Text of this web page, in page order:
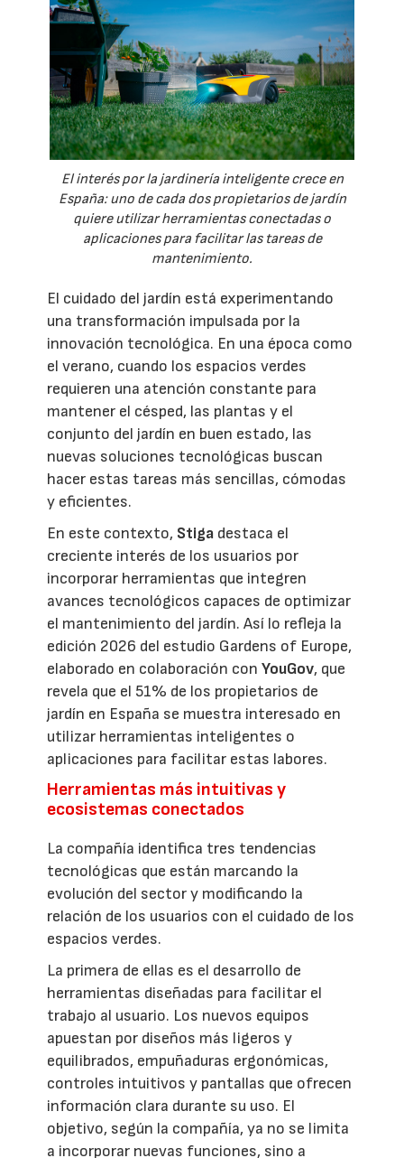
El interés por la jardinería inteligente crece en
España: uno de cada dos propietarios de jardín
quiere utilizar herramientas conectadas o
aplicaciones para facilitar las tareas de
mantenimiento.
El cuidado del jardín está experimentando
una transformación impulsada por la
innovación tecnológica. En una época como
el verano, cuando los espacios verdes
requieren una atención constante para
mantener el césped, las plantas y el
conjunto del jardín en buen estado, las
nuevas soluciones tecnológicas buscan
hacer estas tareas más sencillas, cómodas
y eficientes.
En este contexto, Stiga destaca el
creciente interés de los usuarios por
incorporar herramientas que integren
avances tecnológicos capaces de optimizar
el mantenimiento del jardín. Así lo refleja la
edición 2026 del estudio Gardens of Europe,
elaborado en colaboración conYouGov, que
revela que el 51% de los propietarios de
jardín en España se muestra interesado en
utilizar herramientas inteligentes o
aplicaciones para facilitar estas labores.
Herramientas más intuitivas y
ecosistemas conectados
La compañía identifica tres tendencias
tecnológicas que están marcando la
evolución del sector y modificando la
relación de los usuarios con el cuidado de los
espacios verdes.
La primera de ellas es el desarrollo de
herramientas diseñadas para facilitar el
trabajo al usuario. Los nuevos equipos
apuestan por diseños más ligeros y
equilibrados, empuñaduras ergonómicas,
controles intuitivos y pantallas que ofrecen
información clara durante su uso. El
objetivo, según la compañía, ya no se limita
a incorporar nuevas funciones, sino a